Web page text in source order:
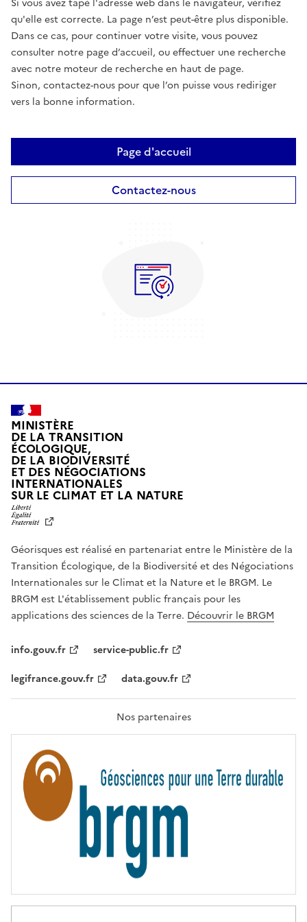
Si vous avez tapé l'adresse web dans le navigateur, vérifiez
qu'elle est correcte. La page n’est peut-être plus disponible.
Dans ce cas, pour continuer votre visite, vous pouvez
consulter notre page d’accueil, ou effectuer une recherche
avec notre moteur de recherche en haut de page.
Sinon, contactez-nous pour que l’on puisse vous rediriger
vers la bonne information.
Page d'accueil
Contactez-nous
MINISTÈRE
DE LA TRANSITION
ÉCOLOGIQUE,
DE LA BIODIVERSITÉ
ET DES NÉGOCIATIONS
INTERNATIONALES
SUR LE CLIMAT ET LA NATUREL
T
É
,
É
G
A
L
F
A
T
R
T
É
Géorisques est réalisé en partenariat entre le Ministère de la
Transition Écologique, de la Biodiversité et des Négociations
Internationales sur le Climat et la Nature et le BRGM. Le
BRGM est L'établissement public français pour les
applications des sciences de la Terre. Découvrir le BRGM
info.gouv.fr
service-public.fr
legifrance.gouv.fr
data.gouv.fr
Nos partenaires